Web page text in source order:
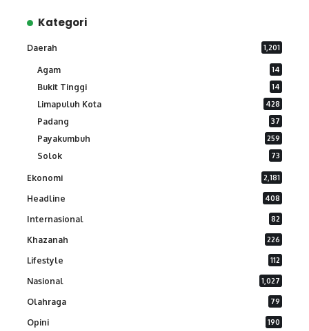
Kategori
Daerah 1,201
Agam 14
Bukit Tinggi 14
Limapuluh Kota 428
Padang 37
Payakumbuh 259
Solok 73
Ekonomi 2,181
Headline 408
Internasional 82
Khazanah 226
Lifestyle 112
Nasional 1,027
Olahraga 79
Opini 190